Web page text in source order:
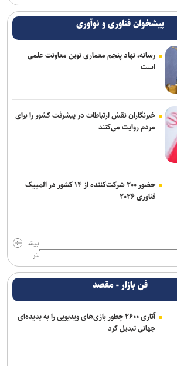
پیشخوان فناوری و نوآوری
رسانه، نهاد پنجم معماری نوین معاونت علمی
است
خبرنگاران نقش ارتباطات در پیشرفت کشور را برای
مردم روایت می‌کنند
حضور ۲۰۰ شرکت‌کننده از ۱۴ کشور در المپیک
فناوری ۲۰۲۶
بیش
تر
فن بازار - مقصد
آتاری ۲۶۰۰ چطور بازی‌های ویدیویی را به پدیده‌ای
جهانی تبدیل کرد